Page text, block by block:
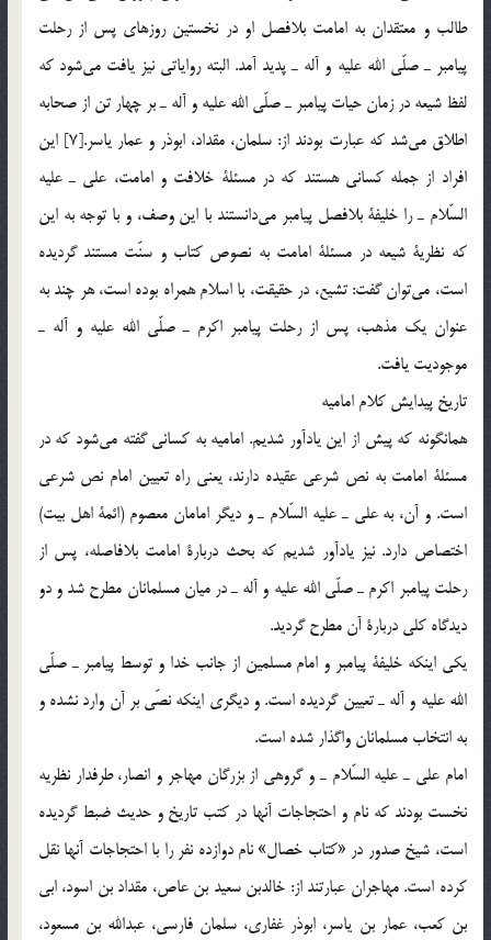
طالب و معتقدان به امامت بلافصل او در نخستين روزهاي پس از رحلت
پيامبر ـ صلّي الله عليه و آله ـ پديد آمد. البته رواياتي نيز يافت مي‌شود كه
لفظ شيعه در زمان حيات پيامبر ـ صلّي الله عليه و آله ـ بر چهار تن از صحابه
اطلاق مي‌شد كه عبارت بودند از: سلمان، مقداد، ابوذر و عمار ياسر.[7] اين
افراد از جمله كساني هستند كه در مسئلة خلافت و امامت، علي ـ عليه
السّلام ـ را خليفة بلافصل پيامبر مي‌دانستند با اين وصف، و با توجه به اين
كه نظرية شيعه در مسئلة امامت به نصوص كتاب و سنّت مستند گرديده
است، مي‌توان گفت: تشيع، در حقيقت، با اسلام همراه بوده است، هر چند به
عنوان يك مذهب، پس از رحلت پيامبر اكرم ـ صلّي الله عليه و آله ـ
موجوديت يافت.
تاريخ پيدايش كلام اماميه
همانگونه كه پيش از اين يادآور شديم. اماميه به كساني گفته مي‌شود كه در
مسئلة امامت به نص شرعي عقيده دارند، يعني راه تعيين امام نص شرعي
است. و آن، به علي ـ عليه السّلام ـ و ديگر امامان معصوم (ائمة اهل بيت)
اختصاص دارد. نيز يادآور شديم كه بحث دربارة امامت بلافاصله، پس از
رحلت پيامبر اكرم ـ صلّي الله عليه و آله ـ در ميان مسلمانان مطرح شد و دو
ديدگاه كلي دربارة آن مطرح گرديد.
يكي اينكه خليفة پيامبر و امام مسلمين از جانب خدا و توسط پيامبر ـ صلّي
الله عليه و آله ـ تعيين گرديده است. و ديگري اينكه نصّي بر آن وارد نشده و
به انتخاب مسلمانان واگذار شده است.
امام علي ـ عليه السّلام ـ و گروهي از بزرگان مهاجر و انصار، طرفدار نظريه
نخست بودند كه نام و احتجاجات آنها در كتب تاريخ و حديث ضبط گرديده
است، شيخ صدور در «كتاب خصال» نام دوازده نفر را با احتجاجات آنها نقل
كرده است. مهاجران عبارتند از: خالدبن سعيد بن عاص، مقداد بن اسود، ابي
بن كعب، عمار بن ياسر، ابوذر غفاري، سلمان فارسي، عبدالله بن مسعود،